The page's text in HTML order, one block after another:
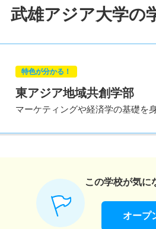
武雄アジア大学の
特色が分かる！
東アジア地域共創学部
マーケティングや経済学の基礎を
この学校が気に
オープ